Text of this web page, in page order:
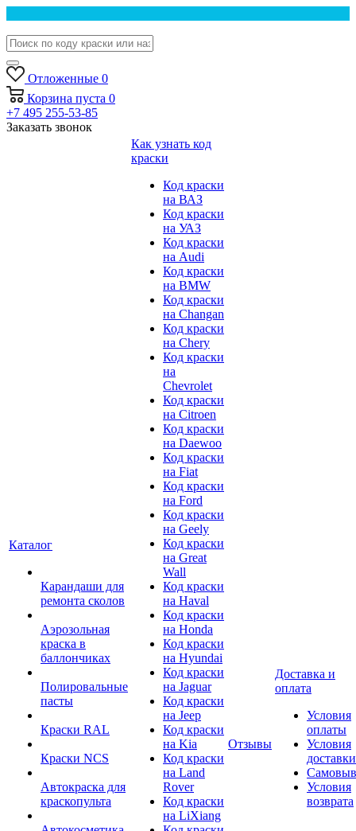
Отложенные 0
Корзина пуста 0
+7 495 255-53-85
Заказать звонок
Каталог
Карандаши для
ремонта сколов
Аэрозольная
краска в
баллончиках
Полировальные
пасты
Краски RAL
Краски NCS
Автокраска для
краскопульта
Как узнать код
краски
Код краски
на ВАЗ
Код краски
на УАЗ
Код краски
на Audi
Код краски
на BMW
Код краски
на Changan
Код краски
на Chery
Код краски
на
Chevrolet
Код краски
на Citroen
Код краски
на Daewoo
Код краски
на Fiat
Код краски
на Ford
Код краски
на Geely
Код краски
на Great
Wall
Код краски
на Haval
Код краски
на Honda
Код краски
на Hyundai
Код краски
на Jaguar
Код краски
на Jeep
Код краски
на Kia
Код краски
на Land
Rover
Код краски
на LiXiang
Отзывы
Доставка и
оплата
Условия
оплаты
Условия
доставки
Условия
возврата